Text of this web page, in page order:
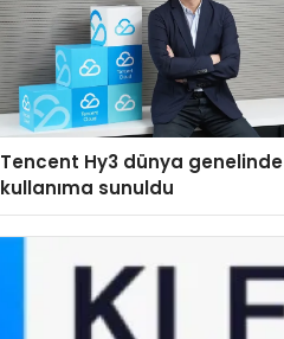
Tencent Hy3 dünya genelinde
kullanıma sunuldu